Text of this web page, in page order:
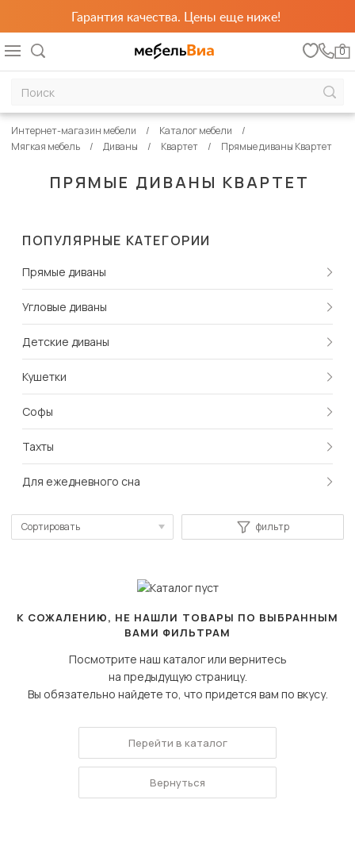
Гарантия качества. Цены еще ниже!
0
ПРЯМЫЕ ДИВАНЫ КВАРТЕТ
Интернет-магазин мебели
Каталог мебели
Мягкая мебель
Диваны Квартет Прямые диваны Квартет
ПОПУЛЯРНЫЕ КАТЕГОРИИ
Прямые диваны
Угловые диваны
Детские диваны
Кушетки
Софы
Тахты
Для ежедневного сна
Сортировать
Сначала дешевые
фильтр
К СОЖАЛЕНИЮ, НЕ НАШЛИ ТОВАРЫ ПО ВЫБРАННЫМ
ВАМИ ФИЛЬТРАМ
Посмотрите наш каталог или вернитесь
на предыдущую страницу.
Вы обязательно найдете то, что придется вам по вкусу.
Перейти в каталог
Вернуться